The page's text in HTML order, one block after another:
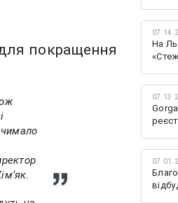
покращення
чимало
На